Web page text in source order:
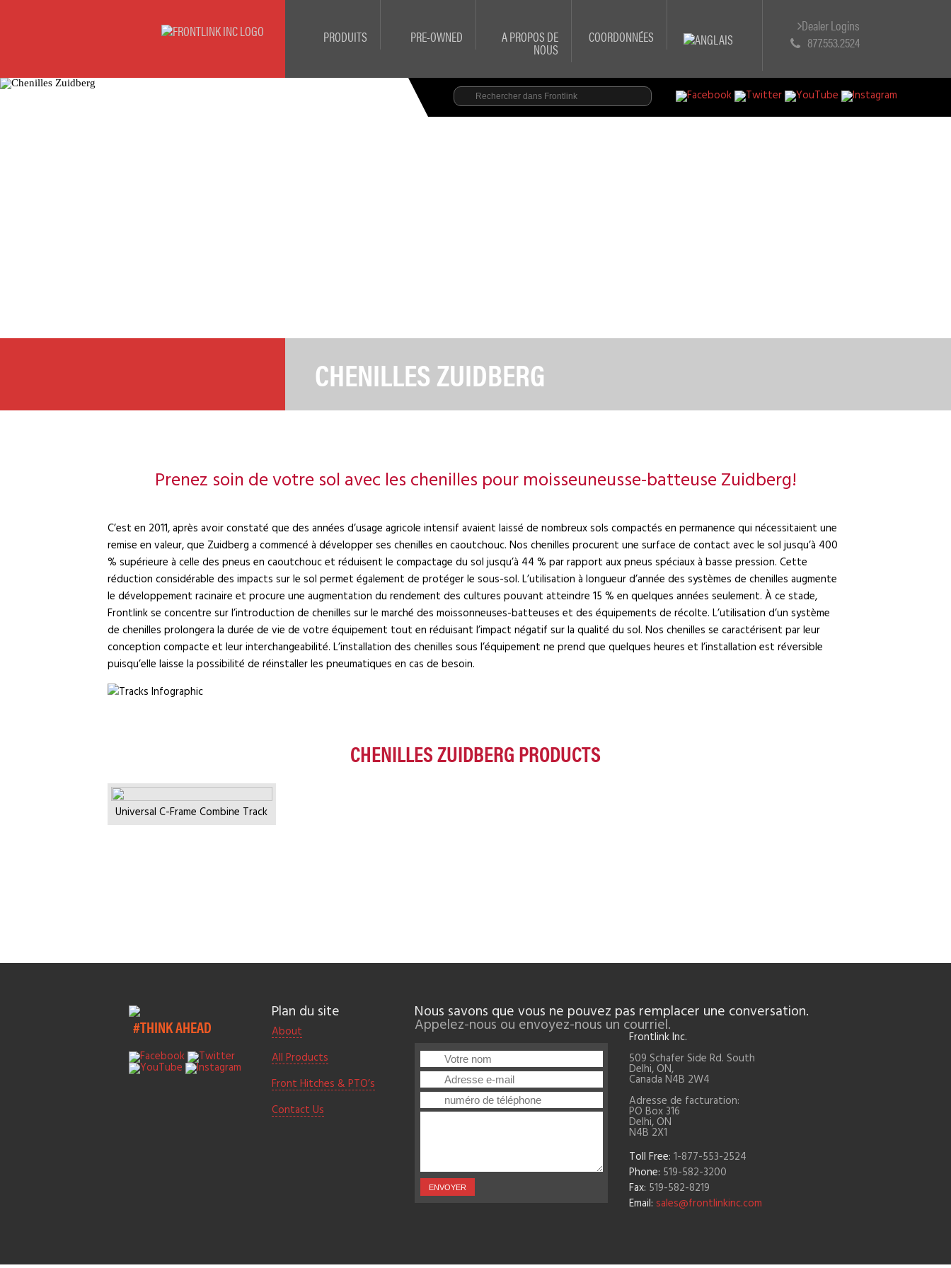
PRODUITS PRE-OWNED A PROPOS DE
NOUS
COORDONNÉES
Dealer Logins
877.553.2524
CHENILLES ZUIDBERG
Prenez soin de votre sol avec les chenilles pour moisseuneusse-batteuse Zuidberg!
C’est en 2011, après avoir constaté que des années d’usage agricole intensif avaient laissé de nombreux sols compactés en permanence qui nécessitaient une
remise en valeur, que Zuidberg a commencé à développer ses chenilles en caoutchouc. Nos chenilles procurent une surface de contact avec le sol jusqu’à 400
% supérieure à celle des pneus en caoutchouc et réduisent le compactage du sol jusqu’à 44 % par rapport aux pneus spéciaux à basse pression. Cette
réduction considérable des impacts sur le sol permet également de protéger le sous-sol. L’utilisation à longueur d’année des systèmes de chenilles augmente
le développement racinaire et procure une augmentation du rendement des cultures pouvant atteindre 15 % en quelques années seulement. À ce stade,
Frontlink se concentre sur l’introduction de chenilles sur le marché des moissonneuses-batteuses et des équipements de récolte. L’utilisation d’un système
de chenilles prolongera la durée de vie de votre équipement tout en réduisant l’impact négatif sur la qualité du sol. Nos chenilles se caractérisent par leur
conception compacte et leur interchangeabilité. L’installation des chenilles sous l’équipement ne prend que quelques heures et l’installation est réversible
puisqu’elle laisse la possibilité de réinstaller les pneumatiques en cas de besoin.
CHENILLES ZUIDBERG PRODUCTS
Universal C-Frame Combine Track
#THINK AHEAD
Plan du site
About
All Products
Front Hitches & PTO’s
Contact Us
Nous savons que vous ne pouvez pas remplacer une conversation.
Appelez-nous ou envoyez-nous un courriel.
Frontlink Inc.
509 Schafer Side Rd. South
Delhi, ON,
Canada N4B 2W4
Adresse de facturation:
PO Box 316
Delhi, ON
N4B 2X1
Toll Free: 1-877-553-2524
Phone: 519-582-3200
Fax: 519-582-8219
Email: sales@frontlinkinc.com